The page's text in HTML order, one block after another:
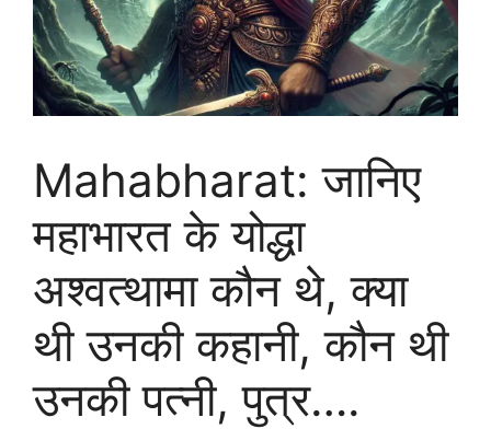
Mahabharat: जानिए
महाभारत के योद्धा
अश्वत्थामा कौन थे, क्या
थी उनकी कहानी, कौन थी
उनकी पत्नी, पुत्र….